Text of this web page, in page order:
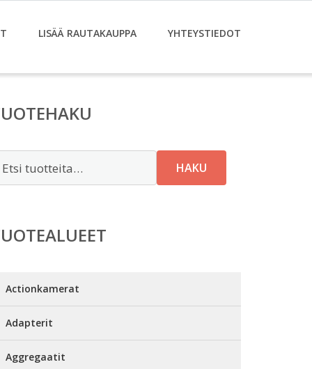
LISÄÄ RAUTAKAUPPA YHTEYSTIEDOT
HAKU
Actionkamerat
Adapterit
Aggregaatit